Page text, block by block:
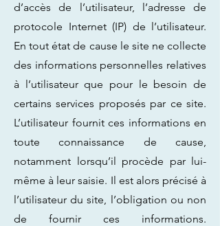
d’accès de l’utilisateur, l’adresse de
protocole Internet (IP) de l’utilisateur.
En tout état de cause le site ne collecte
des informations personnelles relatives
à l’utilisateur que pour le besoin de
certains services proposés par ce site.
L’utilisateur fournit ces informations en
toute connaissance de cause,
notamment lorsqu’il procède par lui-
même à leur saisie. Il est alors précisé à
l’utilisateur du site, l’obligation ou non
de fournir ces informations.